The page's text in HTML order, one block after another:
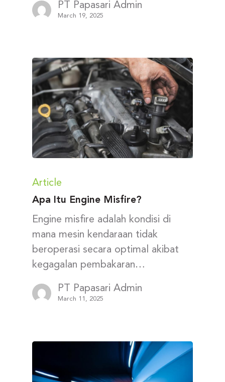
PT Papasari Admin
March 19, 2025
Article
Apa Itu Engine Misfire?
Engine misfire adalah kondisi di
mana mesin kendaraan tidak
beroperasi secara optimal akibat
kegagalan pembakaran…
PT Papasari Admin
March 11, 2025